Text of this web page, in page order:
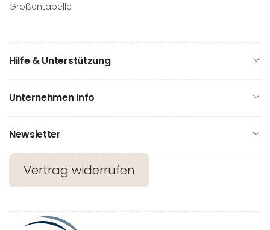
Größentabelle
Hilfe & Unterstützung
Unternehmen Info
Newsletter
Vertrag widerrufen